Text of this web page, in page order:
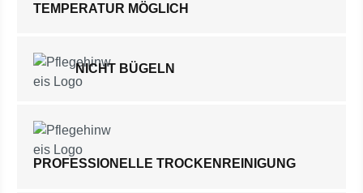
TEMPERATUR MÖGLICH
NICHT BÜGELN
PROFESSIONELLE TROCKENREINIGUNG